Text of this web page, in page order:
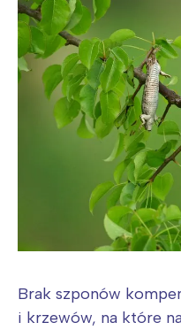
Brak szponów
i krzewów, na które